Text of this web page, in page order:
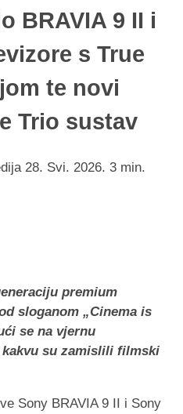
BRAVIA 9 II i
s True
te novi
Trio sustav
28. Svi. 2026. 3 min.
premium
sloganom „Cinema is
se na vjernu
su zamislili filmski
Sony BRAVIA 9 II i Sony